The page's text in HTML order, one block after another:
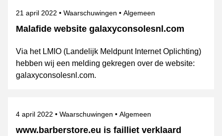
Malafide website galaxyconsolesnl.com
Gepubliceerd op
21 april 2022 Categorie
Waarschuwingen Onderwerpen
Algemeen
Via het LMIO (Landelijk Meldpunt Internet Oplichting)
hebben wij een melding gekregen over de website:
galaxyconsolesnl.com.
www.barberstore.eu is failliet verklaard
Gepubliceerd op
4 april 2022 Categorie
Waarschuwingen Onderwerpen
Algemeen